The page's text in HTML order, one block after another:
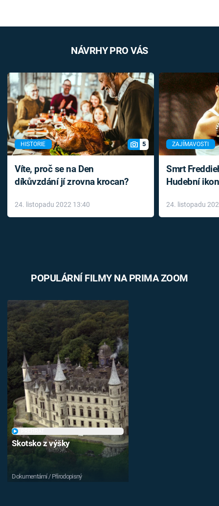
NÁVRHY PRO VÁS
HISTORIE 5
Víte, proč se na Den
díkůvzdání jí zrovna krocan?
24. listopadu 2022 13:40
ZAJÍMAVOSTI
Smrt
Hudební
léky
24. listopadu
POPULÁRNÍ FILMY NA PRIMA ZOOM
Skotsko z výšky
Dokumentární / Přírodopisný